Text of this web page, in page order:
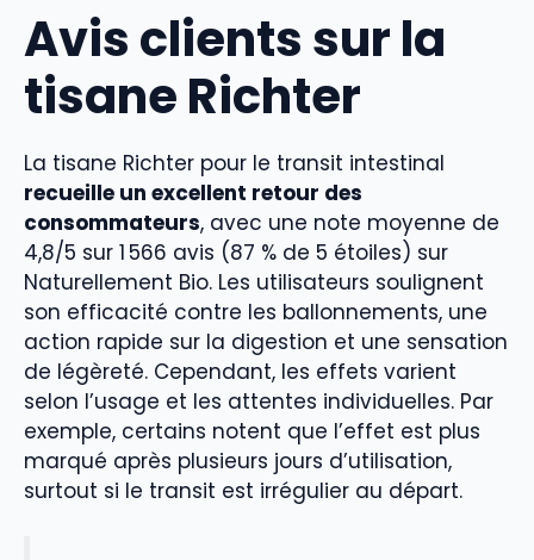
Avis clients sur la
tisane Richter
La tisane Richter pour le transit intestinal
recueille un excellent retour des
consommateurs, avec une note moyenne de
4,8/5 sur 1 566 avis (87 % de 5 étoiles) sur
Naturellement Bio. Les utilisateurs soulignent
son efficacité contre les ballonnements, une
action rapide sur la digestion et une sensation
de légèreté. Cependant, les effets varient
selon l’usage et les attentes individuelles. Par
exemple, certains notent que l’effet est plus
marqué après plusieurs jours d’utilisation,
surtout si le transit est irrégulier au départ.